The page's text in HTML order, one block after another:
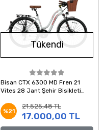
Tükendi
Bisan CTX 6300 MD Fren 21
Vites 28 Jant Şehir Bisikleti
%21
21.525,48 TL
17.000,00 TL